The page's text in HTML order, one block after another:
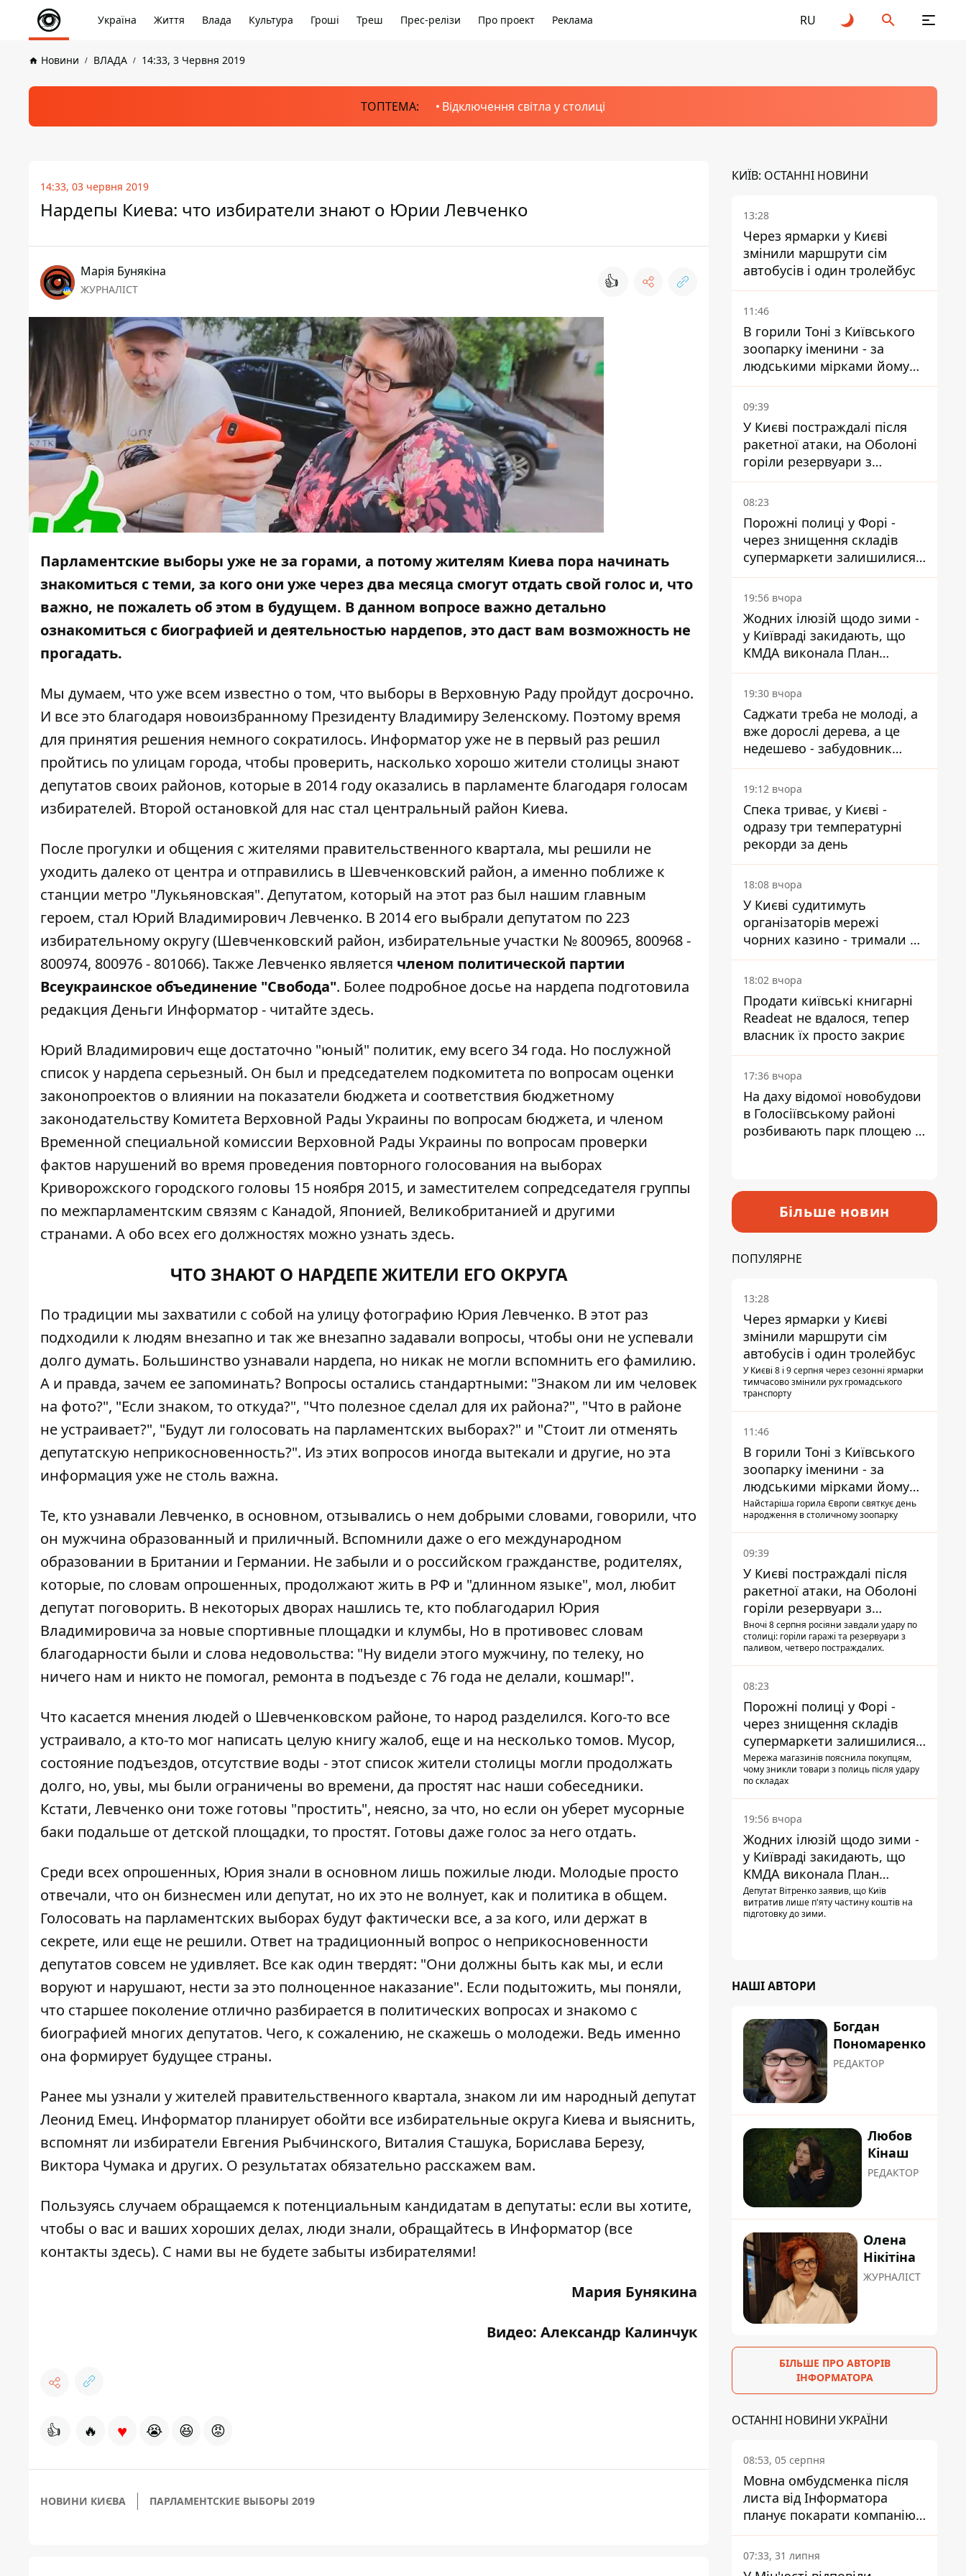
Україна Життя Влада Культура Гроші Треш Прес-релізи Про проект Реклама RU
Новини ВЛАДА 14:33, 3 Червня 2019
ТОПТЕМА: Відключення світла у столиці
14:33, 03 червня 2019
Нардепы Киева: что избиратели знают о Юрии Левченко
Марія Бунякіна
ЖУРНАЛІСТ 👍
Парламентские выборы уже не за горами, а потому жителям Киева пора начинать
знакомиться с теми, за кого они уже через два месяца смогут отдать свой голос и, что
важно, не пожалеть об этом в будущем. В данном вопросе важно детально
ознакомиться с биографией и деятельностью нардепов, это даст вам возможность не
прогадать.
Мы думаем, что уже всем известно о том, что выборы в Верховную Раду пройдут досрочно.
И все это благодаря новоизбранному Президенту Владимиру Зеленскому. Поэтому время
для принятия решения немного сократилось. Информаторуже не в первый раз решил
пройтись по улицам города, чтобы проверить, насколько хорошо жители столицы знают
депутатов своих районов, которые в 2014 году оказались в парламенте благодаря голосам
избирателей. Второй остановкой для нас стал центральный район Киева.
После прогулки и общения с жителями правительственного квартала, мы решили не
уходить далеко от центра и отправились в Шевченковский район, а именно поближе к
станции метро "Лукьяновская". Депутатом, который на этот раз был нашим главным
героем, стал Юрий Владимирович Левченко. В 2014 его выбрали депутатом по 223
избирательному округу (Шевченковский район, избирательные участки № 800965, 800968 -
800974, 800976 - 801066). Также Левченко является членом политической партии
Всеукраинское объединение "Свобода". Более подробное досье на нардепа подготовила
редакция Деньги Информатор - читайте здесь.
Юрий Владимирович еще достаточно "юный" политик, ему всего 34 года. Но послужной
список у нардепа серьезный. Он был и председателем подкомитета по вопросам оценки
законопроектов о влиянии на показатели бюджета и соответствия бюджетному
законодательству Комитета Верховной Рады Украины по вопросам бюджета, и членом
Временной специальной комиссии Верховной Рады Украины по вопросам проверки
фактов нарушений во время проведения повторного голосования на выборах
Криворожского городского головы 15 ноября 2015, и заместителем сопредседателя группы
по межпарламентским связям с Канадой, Японией, Великобританией и другими
странами. А обо всех его должностях можно узнать здесь.
ЧТО ЗНАЮТ О НАРДЕПЕ ЖИТЕЛИ ЕГО ОКРУГА
По традиции мы захватили с собой на улицу фотографию Юрия Левченко. В этот раз
подходили к людям внезапно и так же внезапно задавали вопросы, чтобы они не успевали
долго думать. Большинство узнавали нардепа, но никак не могли вспомнить его фамилию.
А и правда, зачем ее запоминать? Вопросы остались стандартными: "Знаком ли им человек
на фото?", "Если знаком, то откуда?", "Что полезное сделал для их района?", "Что в районе
не устраивает?", "Будут ли голосовать на парламентских выборах?" и "Стоит ли отменять
депутатскую неприкосновенность?". Из этих вопросов иногда вытекали и другие, но эта
информация уже не столь важна.
Те, кто узнавали Левченко, в основном, отзывались о нем добрыми словами, говорили, что
он мужчина образованный и приличный. Вспомнили даже о его международном
образовании в Британии и Германии. Не забыли и о российском гражданстве, родителях,
которые, по словам опрошенных, продолжают жить в РФ и "длинном языке", мол, любит
депутат поговорить. В некоторых дворах нашлись те, кто поблагодарил Юрия
Владимировича за новые спортивные площадки и клумбы, Но в противовес словам
благодарности были и слова недовольства: "Ну видели этого мужчину, по телеку, но
ничего нам и никто не помогал, ремонта в подъезде с 76 года не делали, кошмар!".
Что касается мнения людей о Шевченковском районе, то народ разделился. Кого-то все
устраивало, а кто-то мог написать целую книгу жалоб, еще и на несколько томов. Мусор,
состояние подъездов, отсутствие воды - этот список жители столицы могли продолжать
долго, но, увы, мы были ограничены во времени, да простят нас наши собеседники.
Кстати, Левченко они тоже готовы "простить", неясно, за что, но если он уберет мусорные
баки подальше от детской площадки, то простят. Готовы даже голос за него отдать.
Среди всех опрошенных, Юрия знали в основном лишь пожилые люди. Молодые просто
отвечали, что он бизнесмен или депутат, но их это не волнует, как и политика в общем.
Голосовать на парламентских выборах будут фактически все, а за кого, или держат в
секрете, или еще не решили. Ответ на традиционный вопрос о неприкосновенности
депутатов совсем не удивляет. Все как один твердят: "Они должны быть как мы, и если
воруют и нарушают, нести за это полноценное наказание". Если подытожить, мы поняли,
что старшее поколение отлично разбирается в политических вопросах и знакомо с
биографией многих депутатов. Чего, к сожалению, не скажешь о молодежи. Ведь именно
она формирует будущее страны.
Ранее мы узнали у жителей правительственного квартала, знаком ли им народный депутат
Леонид Емец. Информатор планирует обойти все избирательные округа Киева и выяснить,
вспомнят ли избиратели Евгения Рыбчинского, Виталия Сташука, Борислава Березу,
Виктора Чумака и других. О результатах обязательно расскажем вам.
Пользуясь случаем обращаемся к потенциальным кандидатам в депутаты: если вы хотите,
чтобы о вас и ваших хороших делах, люди знали, обращайтесь в Информатор (все
контакты здесь). С нами вы не будете забыты избирателями!
Мария Бунякина
Видео: Александр Калинчук
👍 🔥 ♥ 😭 😆 😡
НОВИНИ КИЄВА ПАРЛАМЕНТСКИЕ ВЫБОРЫ 2019
КИЇВ: ОСТАННІ НОВИНИ
13:28
Через ярмарки у Києві
змінили маршрути сім
автобусів і один тролейбус
11:46
В горили Тоні з Київського
зоопарку іменини - за
людськими мірками йому
вже понад 90 років
09:39
У Києві постраждалі після
ракетної атаки, на Оболоні
горіли резервуари з
паливом
08:23
Порожні полиці у Форі -
через знищення складів
супермаркети залишилися
без асортименту
19:56 вчора
Жодних ілюзій щодо зими -
у Київраді закидають, що
КМДА виконала План
стійкості на 20%
19:30 вчора
Саджати треба не молоді, а
вже дорослі дерева, а це
недешево - забудовник
Ніконов
19:12 вчора
Спека триває, у Києві -
одразу три температурні
рекорди за день
18:08 вчора
У Києві судитимуть
організаторів мережі
чорних казино - тримали 39
закладів
18:02 вчора
Продати київські книгарні
Readeat не вдалося, тепер
власник їх просто закриє
17:36 вчора
На даху відомої новобудови
в Голосіївському районі
розбивають парк площею в
Більше новин
ПОПУЛЯРНЕ
13:28
Через ярмарки у Києві
змінили маршрути сім
автобусів і один тролейбус
У Києві 8 і 9 серпня через сезонні ярмарки
тимчасово змінили рух громадського
транспорту
11:46
В горили Тоні з Київського
зоопарку іменини - за
людськими мірками йому
вже понад 90 років
Найстаріша горила Європи святкує день
народження в столичному зоопарку
09:39
У Києві постраждалі після
ракетної атаки, на Оболоні
горіли резервуари з
паливом
Вночі 8 серпня росіяни завдали удару по
столиці: горіли гаражі та резервуари з
паливом, четверо постраждалих.
08:23
Порожні полиці у Форі -
через знищення складів
супермаркети залишилися
без асортименту
Мережа магазинів пояснила покупцям,
чому зникли товари з полиць після удару
по складах
19:56 вчора
Жодних ілюзій щодо зими -
у Київраді закидають, що
КМДА виконала План
стійкості на 20%
Депутат Вітренко заявив, що Київ
витратив лише п'яту частину коштів на
підготовку до зими.
НАШІ АВТОРИ
Богдан
Пономаренко
РЕДАКТОР
Любов
Кінаш
РЕДАКТОР
Олена
Нікітіна
ЖУРНАЛІСТ
БІЛЬШЕ ПРО АВТОРІВ
ІНФОРМАТОРА
ОСТАННІ НОВИНИ УКРАЇНИ
08:53, 05 серпня
Мовна омбудсменка після
листа від Інформатора
планує покарати компанію-
підрядника ПриватБанку
07:33, 31 липня